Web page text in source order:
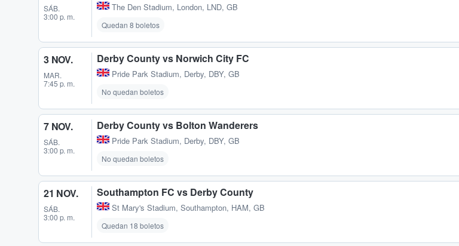
SÁB.
3:00 p. m.
The Den Stadium, London, LND, GB
Quedan 8 boletos
3 NOV.
MAR.
7:45 p. m.
Derby County vs Norwich City FC
Pride Park Stadium, Derby, DBY, GB
No quedan boletos
7 NOV.
SÁB.
3:00 p. m.
Derby County vs Bolton Wanderers
Pride Park Stadium, Derby, DBY, GB
No quedan boletos
21 NOV.
SÁB.
3:00 p. m.
Southampton FC vs Derby County
St Mary's Stadium, Southampton, HAM, GB
Quedan 18 boletos